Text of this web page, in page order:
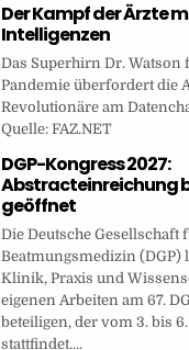
Der Kampf der Ärzte
Intelligenzen
Das Superhirn Dr. Watson
Pandemie überfordert die
Revolutionäre am
Quelle: FAZ.NET
DGP-Kongress 2027:
Abstracteinreichung
geöffnet
Die Deutsche Gesellschaft
Beatmungsmedizin (DGP)
Klinik, Praxis und
eigenen Arbeiten am 67.
beteiligen, der vom 3. bis
stattfindet....